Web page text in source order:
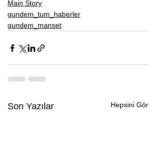
Main Story
gundem_tum_haberler
gundem_manset
Son Yazılar Hepsini Gör